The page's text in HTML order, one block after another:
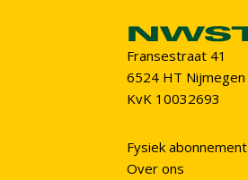
Fransestraat 41
6524 HT Nijmegen
KvK 10032693
Fysiek abonnement
Over ons